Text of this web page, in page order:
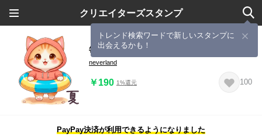
クリエイターズスタンプ
トレンド検索ワードで新しいスタンプに
出会えるかも！
毎年使える パーカーねこ 夏 日常 敬語
neverland
￥190 1%還元 100
PayPay決済が利用できるようになりました